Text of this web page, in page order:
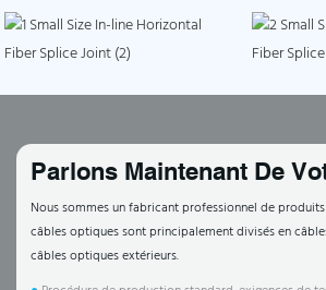
Parlons Maintenant De
Nous sommes un fabricant professionnel de
câbles optiques sont principalement divisés en
câbles optiques extérieurs.